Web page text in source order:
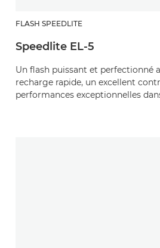
FLASH SPEEDLITE
Speedlite EL-5
Un flash puissant et perfectionné
recharge rapide, un excellent
performances exceptionnelles